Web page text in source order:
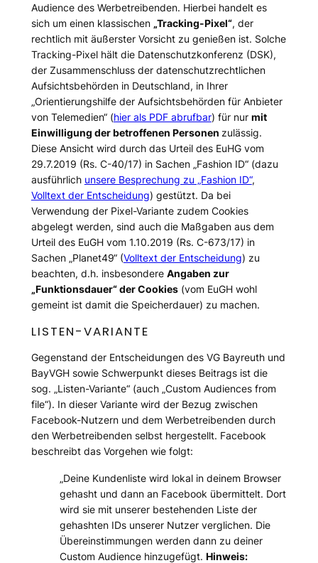
Audience des Werbetreibenden. Hierbei handelt es
sich um einen klassischen „Tracking-Pixel“, der
rechtlich mit äußerster Vorsicht zu genießen ist. Solche
Tracking-Pixel hält die Datenschutzkonferenz (DSK),
der Zusammenschluss der datenschutzrechtlichen
Aufsichtsbehörden in Deutschland, in Ihrer
„Orientierungshilfe der Aufsichtsbehörden für Anbieter
von Telemedien“ (hier als PDF abrufbar) für nur mit
Einwilligung der betroffenen Personen zulässig.
Diese Ansicht wird durch das Urteil des EuHG vom
29.7.2019 (Rs. C-40/17) in Sachen „Fashion ID“ (dazu
ausführlich unsere Besprechung zu „Fashion ID“,
Volltext der Entscheidung) gestützt. Da bei
Verwendung der Pixel-Variante zudem Cookies
abgelegt werden, sind auch die Maßgaben aus dem
Urteil des EuGH vom 1.10.2019 (Rs. C-673/17) in
Sachen „Planet49“ (Volltext der Entscheidung) zu
beachten, d.h. insbesondere Angaben zur
„Funktionsdauer“ der Cookies(vom EuGH wohl
gemeint ist damit die Speicherdauer) zu machen.
LISTEN-VARIANTE
Gegenstand der Entscheidungen des VG Bayreuth und
BayVGH sowie Schwerpunkt dieses Beitrags ist die
sog. „Listen-Variante“ (auch „Custom Audiences from
file“). In dieser Variante wird der Bezug zwischen
Facebook-Nutzern und dem Werbetreibenden durch
den Werbetreibenden selbst hergestellt. Facebook
beschreibt das Vorgehen wie folgt:
„Deine Kundenliste wird lokal in deinem Browser
gehasht und dann an Facebook übermittelt. Dort
wird sie mit unserer bestehenden Liste der
gehashten IDs unserer Nutzer verglichen. Die
Übereinstimmungen werden dann zu deiner
Custom Audience hinzugefügt. Hinweis: